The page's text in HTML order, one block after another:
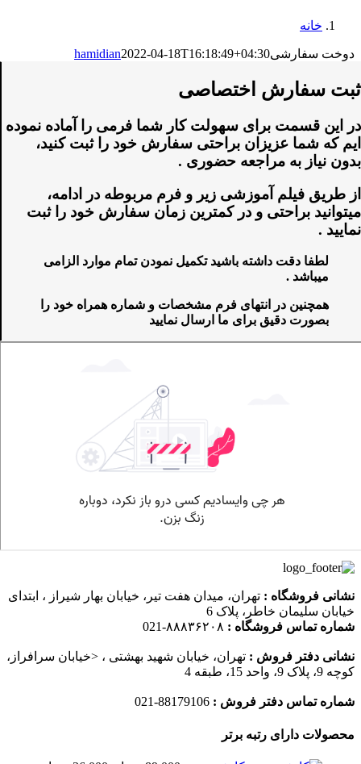
خانه
دوخت سفارشی hamidian2022-04-18T16:18:49+04:30
ثبت سفارش اختصاصی
در این قسمت برای سهولت کار شما فرمی را آماده نموده
ایم که شما عزیزان براحتی سفارش خود را ثبت کنید،
بدون نیاز به مراجعه حضوری .
از طریق فیلم آموزشی زیر و فرم مربوطه در ادامه،
میتوانید براحتی و در کمترین زمان سفارش خود را ثبت
نمایید .
لطفا دقت داشته باشید تکمیل نمودن تمام موارد الزامی
میباشد .
همچنین در انتهای فرم مشخصات و شماره همراه خود را
بصورت دقیق برای ما ارسال نمایید
نشانی فروشگاه : تهران، میدان هفت تیر، خیابان بهار شیراز ، ابتدای
خیابان سلیمان خاطر، پلاک 6
شماره تماس فروشگاه :
نشانی دفتر فروش : تهران، خیابان شهید بهشتی ، <خیابان سرافراز،
کوچه 9، پلاک 9، واحد 15، طبقه 4
شماره تماس دفتر فروش :
محصولات دارای رتبه برتر